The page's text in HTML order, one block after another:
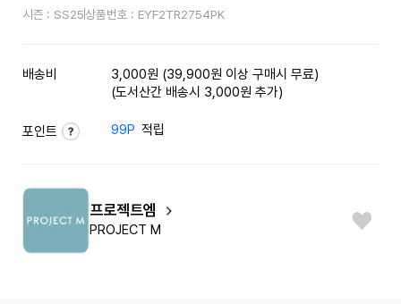
시즌 : SS25상품번호 : EYF2TR2754PK
배송비
3,000원 (39,900원 이상 구매시 무료)
(도서산간 배송시 3,000원 추가)
포인트 99P 적립
프로젝트엠
PROJECT M